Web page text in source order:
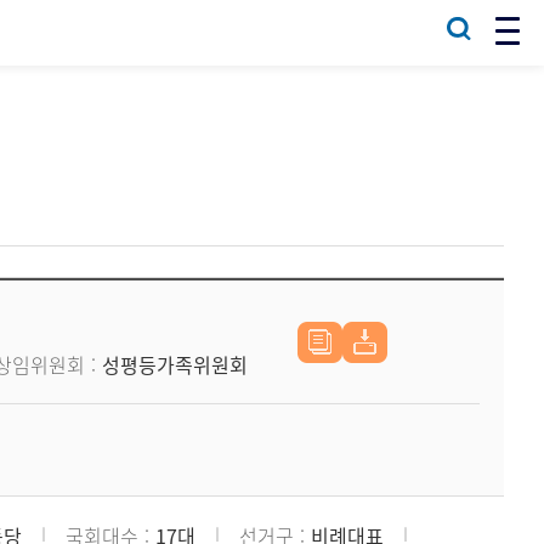
임위원회 성평등가족위원회
국회대수 17대 선거구 비례대표